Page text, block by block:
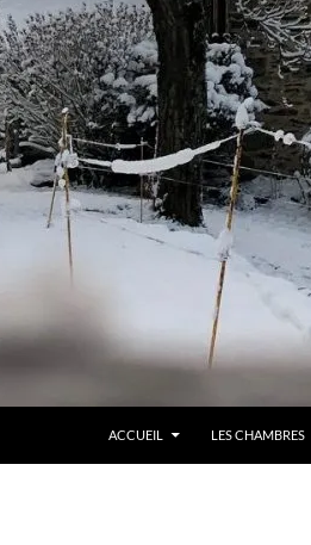
ACCUEIL
LES CHAMBRES